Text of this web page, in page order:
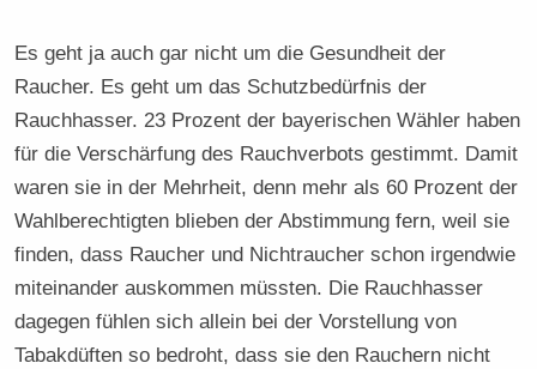
Es geht ja auch gar nicht um die Gesundheit der
Raucher. Es geht um das Schutzbedürfnis der
Rauchhasser. 23 Prozent der bayerischen Wähler haben
für die Verschärfung des Rauchverbots gestimmt. Damit
waren sie in der Mehrheit, denn mehr als 60 Prozent der
Wahlberechtigten blieben der Abstimmung fern, weil sie
finden, dass Raucher und Nichtraucher schon irgendwie
miteinander auskommen müssten. Die Rauchhasser
dagegen fühlen sich allein bei der Vorstellung von
Tabakdüften so bedroht, dass sie den Rauchern nicht